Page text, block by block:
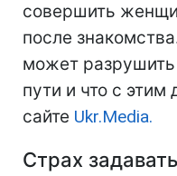
совершить
после
может
пути и что с
сайте Ukr.Media.
Страх